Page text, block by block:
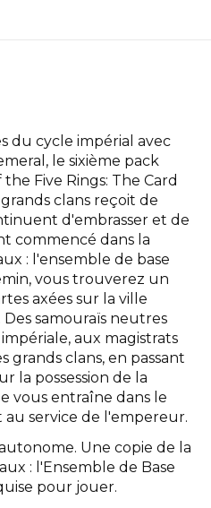
du cycle impérial avec
le sixième pack
Five Rings: The Card
clans reçoit de
d'embrasser et de
commencé dans la
: l'ensemble de base
vous trouverez un
axées sur la ville
samouraïs neutres
aux magistrats
grands clans, en passant
la possession de la
vous entraîne dans le
service de l'empereur.
Une copie de la
: l'Ensemble de Base
pour jouer.